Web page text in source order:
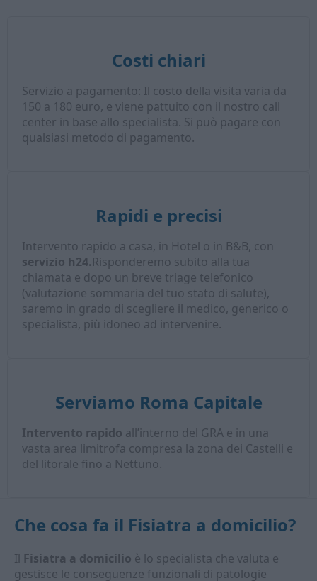
Costi chiari
Servizio a pagamento: Il costo della visita varia da
150 a 180 euro, e viene pattuito con il nostro call
center in base allo specialista. Si può pagare con
qualsiasi metodo di pagamento.
Rapidi e precisi
Intervento rapido a casa, in Hotel o in B&B, con
servizio h24.Risponderemo subito alla tua
chiamata e dopo un breve triage telefonico
(valutazione sommaria del tuo stato di salute),
saremo in grado di scegliere il medico, generico o
specialista, più idoneo ad intervenire.
Serviamo Roma Capitale
Intervento rapido all’interno del GRA e in una
vasta area limitrofa compresa la zona dei Castelli e
del litorale fino a Nettuno.
Che cosa fa il Fisiatra a domicilio?
Il Fisiatra a domicilio è lo specialista che valuta e
gestisce le conseguenze funzionali di patologie